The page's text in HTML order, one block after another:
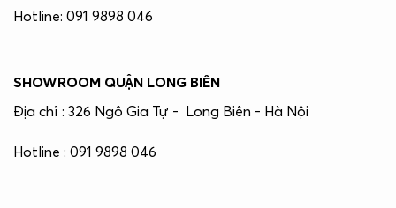
Hotline: 091 9898 046
SHOWROOM QUẬN LONG BIÊN
Địa chỉ : 326 Ngô Gia Tự - Long Biên - Hà Nội
Hotline : 091 9898 046